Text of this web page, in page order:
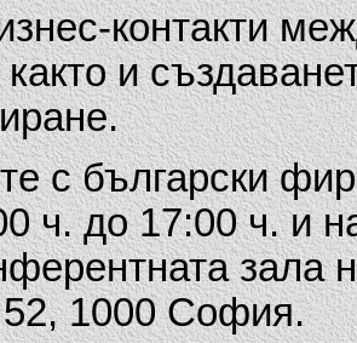
контакти
и
с български
ч. до 17:00 ч. и
зала
1000 София.